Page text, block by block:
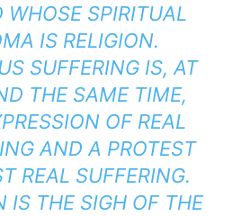
WHOSE SPIRITUAL
IS RELIGION.
SUFFERING IS, AT
THE SAME TIME,
OF REAL
AND A PROTEST
REAL SUFFERING.
IS THE SIGH OF THE